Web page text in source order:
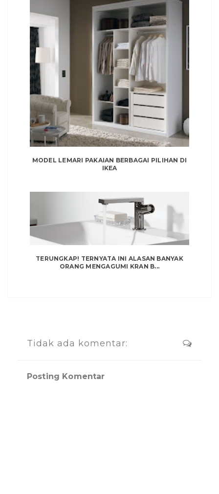
MODEL LEMARI PAKAIAN BERBAGAI PILIHAN DI
IKEA
TERUNGKAP! TERNYATA INI ALASAN BANYAK
ORANG MENGAGUMI KRAN B...
Tidak ada komentar:
Posting Komentar